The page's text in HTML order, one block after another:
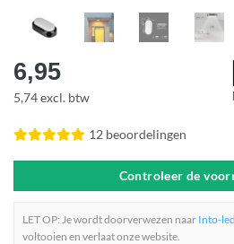
6,95
5,74 excl. btw
12 beoordelingen
Controleer de
LET OP: Je wordt doorverwezen naar Into-
voltooien en verlaat onze website.